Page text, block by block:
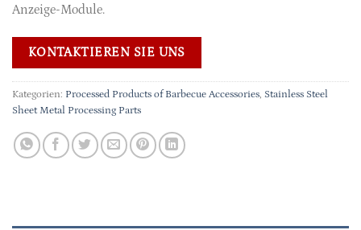
Anzeige-Module.
KONTAKTIEREN SIE UNS
Kategorien: Processed Products of Barbecue Accessories Stainless Steel
Sheet Metal Processing Parts